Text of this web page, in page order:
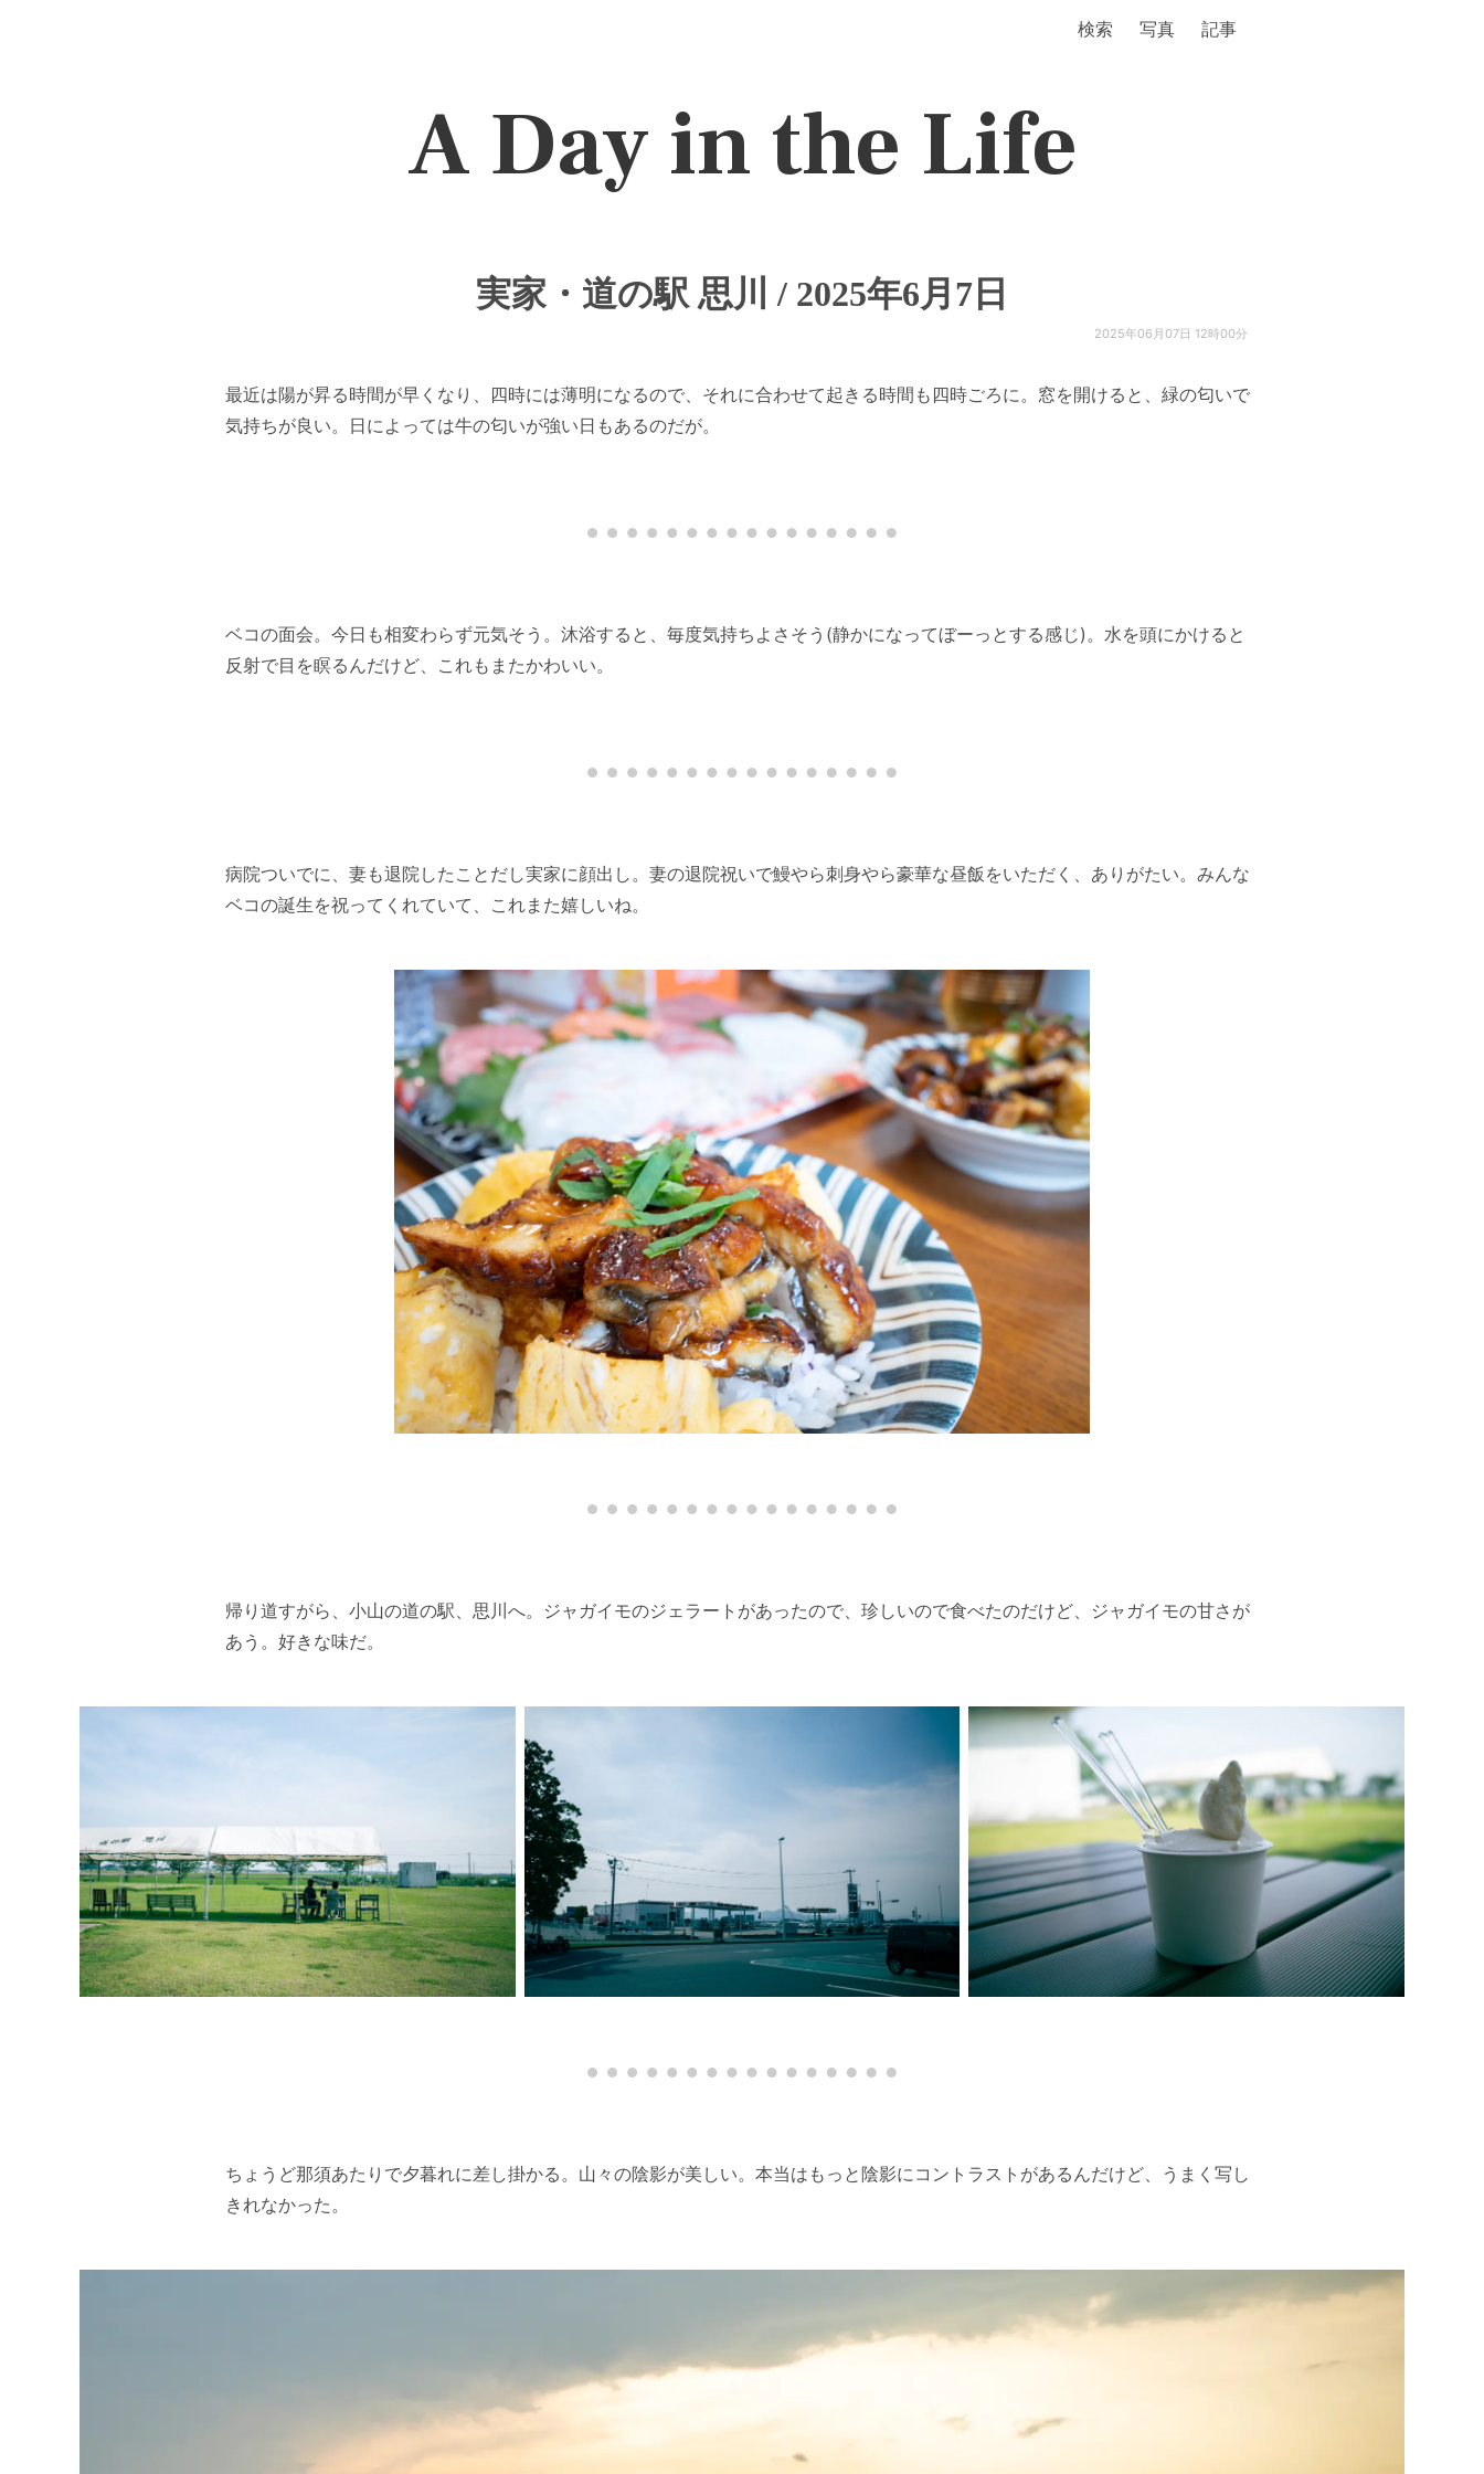
検索 写真 記事
A Day in the Life
実家・道の駅 思川 / 2025年6月7日
2025年06月07日 12時00分
最近は陽が昇る時間が早くなり、四時には薄明になるので、それに合わせて起きる時間も四時ごろに。窓を開けると、緑の匂いで
気持ちが良い。日によっては牛の匂いが強い日もあるのだが。
ベコの面会。今日も相変わらず元気そう。沐浴すると、毎度気持ちよさそう(静かになってぼーっとする感じ)。水を頭にかけると
反射で目を瞑るんだけど、これもまたかわいい。
病院ついでに、妻も退院したことだし実家に顔出し。妻の退院祝いで鰻やら刺身やら豪華な昼飯をいただく、ありがたい。みんな
ベコの誕生を祝ってくれていて、これまた嬉しいね。
帰り道すがら、小山の道の駅、思川へ。ジャガイモのジェラートがあったので、珍しいので食べたのだけど、ジャガイモの甘さが
あう。好きな味だ。
ちょうど那須あたりで夕暮れに差し掛かる。山々の陰影が美しい。本当はもっと陰影にコントラストがあるんだけど、うまく写し
きれなかった。